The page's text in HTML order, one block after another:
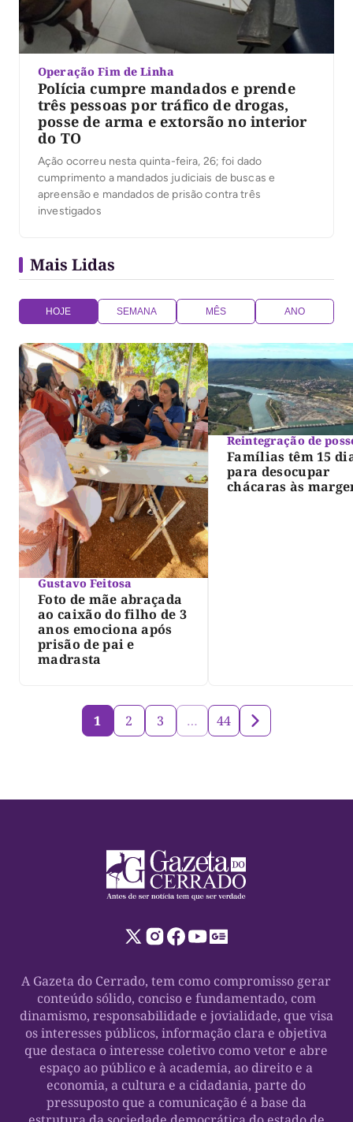
Operação Fim de Linha
Polícia cumpre mandados e prende
três pessoas por tráfico de drogas,
posse de arma e extorsão no interior
do TO
Ação ocorreu nesta quinta-feira, 26; foi dado
cumprimento a mandados judiciais de buscas e
apreensão e mandados de prisão contra três
investigados
Mais Lidas
HOJE SEMANA MÊS ANO
Gustavo Feitosa
Foto de mãe abraçada
ao caixão do filho de 3
anos emociona após
prisão de pai e
madrasta
Reintegração de
Famílias têm 15
para desocupar
chácaras às
1 2 3 … 44
A Gazeta do Cerrado, tem como compromisso gerar
conteúdo sólido, conciso e fundamentado, com
dinamismo, responsabilidade e jovialidade, que visa
os interesses públicos, informação clara e objetiva
que destaca o interesse coletivo como vetor e abre
espaço ao público e à academia, ao direito e a
economia, a cultura e a cidadania, parte do
pressuposto que a comunicação é a base da